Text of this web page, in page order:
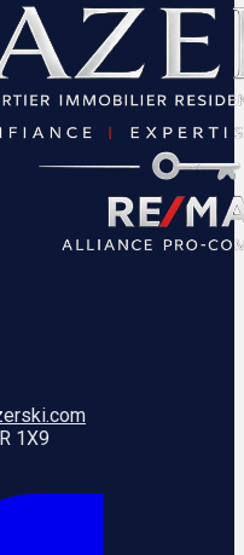
1X9